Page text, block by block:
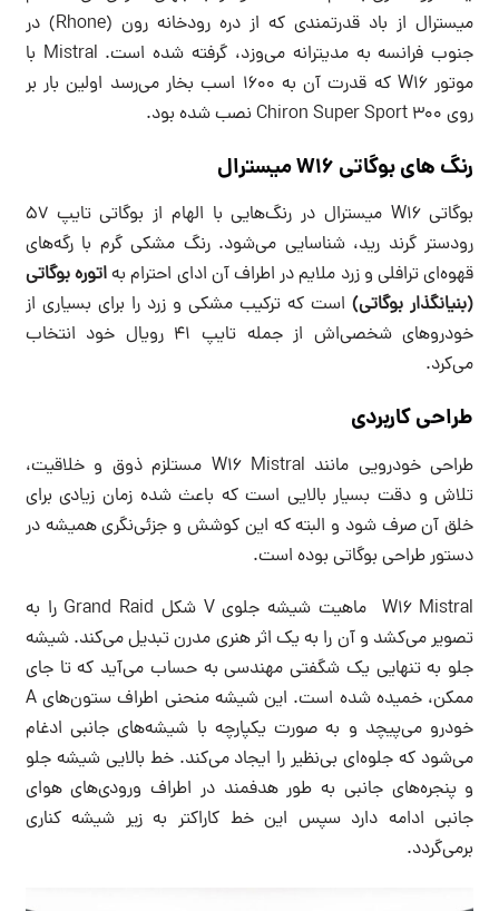
میسترال از باد قدرتمندی که از دره رودخانه رون (Rhone) در
جنوب فرانسه به مدیترانه می‌وزد، گرفته شده است. Mistral با
موتور W16 که قدرت آن به 1600 اسب بخار می‌رسد اولین بار بر
روی Chiron Super Sport 300 نصب شده بود.
رنگ های بوگاتی W16 میسترال
بوگاتی W16 میسترال در رنگ‌هایی با الهام از بوگاتی تایپ 57
رودستر گرند رید، شناسایی می‌شود. رنگ مشکی گرم با رگه‌های
قهوه‌ای ترافلی و زرد ملایم در اطراف آن ادای احترام بهاتوره بوگاتی
(بنیانگذار بوگاتی)است که ترکیب مشکی و زرد را برای بسیاری از
خودروهای شخصی‌اش از جمله تایپ 41 رویال خود انتخاب
می‌کرد.
طراحی کاربردی
طراحی خودرویی مانند W16 Mistral مستلزم ذوق و خلاقیت،
تلاش و دقت بسیار بالایی است که باعث شده زمان زیادی برای
خلق آن صرف شود و البته که این کوشش و جزئی‌نگری همیشه در
دستور طراحی بوگاتی بوده است.
W16 Mistral ماهیت شیشه جلوی V شکل Grand Raid را به
تصویر می‌کشد و آن را به یک اثر هنری مدرن تبدیل می‌کند. شیشه
جلو به تنهایی یک شگفتی مهندسی به حساب می‌آید که تا جای
ممکن، خمیده شده است. این شیشه منحنی اطراف ستون‌های A
خودرو می‌پیچد و به صورت یکپارچه با شیشه‌های جانبی ادغام
می‌شود که جلوه‌ای بی‌نظیر را ایجاد می‌کند. خط بالایی شیشه جلو
و پنجره‌های جانبی به طور هدفمند در اطراف ورودی‌های هوای
جانبی ادامه دارد سپس این خط کاراکتر به زیر شیشه کناری
برمی‌گردد.